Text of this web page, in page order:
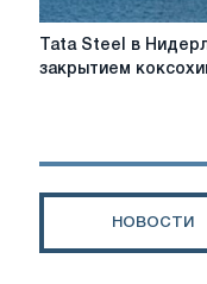
Tata
с
газовых
Tata Steel в
закрытием
НОВОСТИ